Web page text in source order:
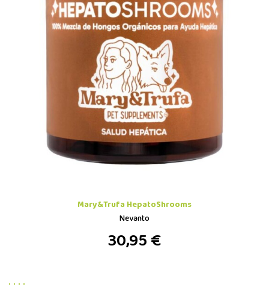
Mary&Trufa HepatoShrooms
Nevanto
30,95 €